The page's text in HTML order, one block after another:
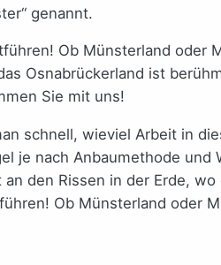
genannt.
Ob Münsterland oder
Osnabrückerland ist
Sie mit uns!
schnell, wieviel Arbeit in
je nach Anbaumethode
den Rissen in der Erde,
Ob Münsterland oder